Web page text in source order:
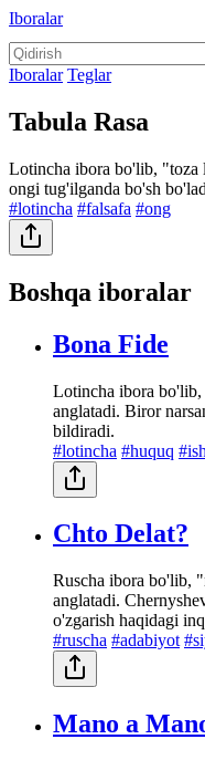
Iboralar
Iboralar Teglar
Tabula Rasa
Lotincha ibora bo'lib, "toza
ongi tug'ilganda bo'sh
#lotincha #falsafa #ong
Boshqa iboralar
Bona Fide
Lotincha ibora
anglatadi. Biror
bildiradi.
#lotincha #huquq
Chto Delat?
Ruscha ibora bo'lib,
anglatadi.
o'zgarish haqidagi
#ruscha #adabiyot
Mano a